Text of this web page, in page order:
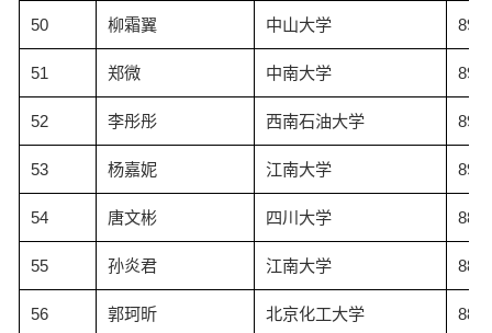
50 柳霜翼 中山大学
51 郑微 中南大学
52 李彤彤 西南石油大学
53 杨嘉妮 江南大学
54 唐文彬 四川大学
55 孙炎君 江南大学
56 郭珂昕 北京化工大学